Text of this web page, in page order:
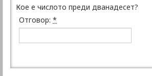
Кое е числото преди дванадесет?
Отговор: *